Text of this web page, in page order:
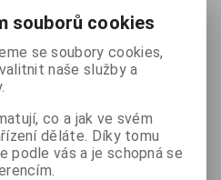
souborů cookies
se soubory cookies,
naše služby a
co a jak ve svém
děláte. Díky tomu
podle vás a je schopná se